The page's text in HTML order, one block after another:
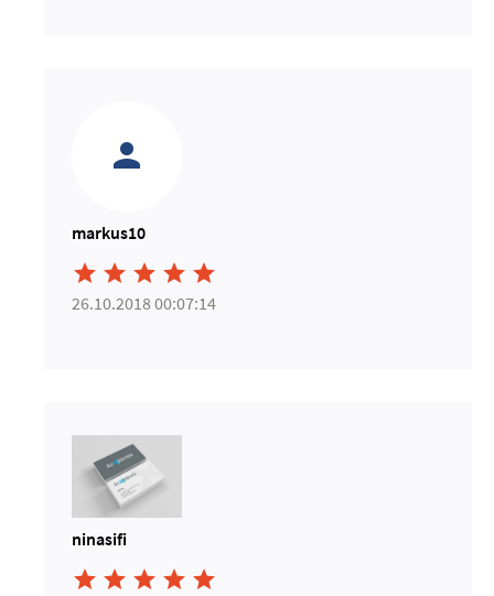
markus10
    
26.10.2018 00:07:14
ninasifi
    